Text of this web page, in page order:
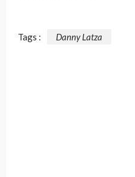
Tags : Danny Latza